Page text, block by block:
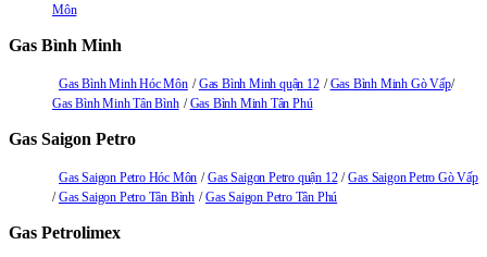
Môn
Gas Bình Minh
Gas Bình Minh Hóc Môn Gas Bình Minh quận 12
Gas Bình Minh Gò Vấp
Gas Bình Minh Tân Bình
Gas Bình Minh Tân Phú
Gas Saigon Petro
Gas Saigon Petro Hóc Môn Gas Saigon Petro quận 12
Gas Saigon Petro Gò Vấp
Gas Saigon Petro Tân Bình
Gas Saigon Petro Tân Phú
Gas Petrolimex